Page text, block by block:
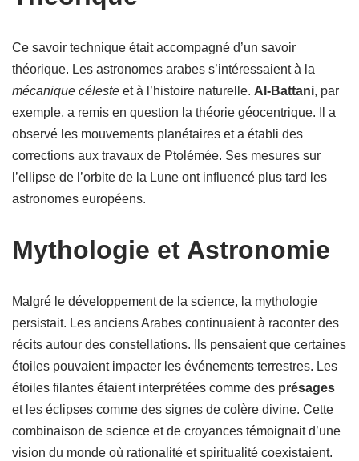
Ce savoir technique était accompagné d’un savoir
théorique. Les astronomes arabes s’intéressaient à la
mécanique céleste et à l’histoire naturelle. Al-Battani, par
exemple, a remis en question la théorie géocentrique. Il a
observé les mouvements planétaires et a établi des
corrections aux travaux de Ptolémée. Ses mesures sur
l’ellipse de l’orbite de la Lune ont influencé plus tard les
astronomes européens.
Mythologie et Astronomie
Malgré le développement de la science, la mythologie
persistait. Les anciens Arabes continuaient à raconter des
récits autour des constellations. Ils pensaient que certaines
étoiles pouvaient impacter les événements terrestres. Les
étoiles filantes étaient interprétées comme des présages
et les éclipses comme des signes de colère divine. Cette
combinaison de science et de croyances témoignait d’une
vision du monde où rationalité et spiritualité coexistaient.